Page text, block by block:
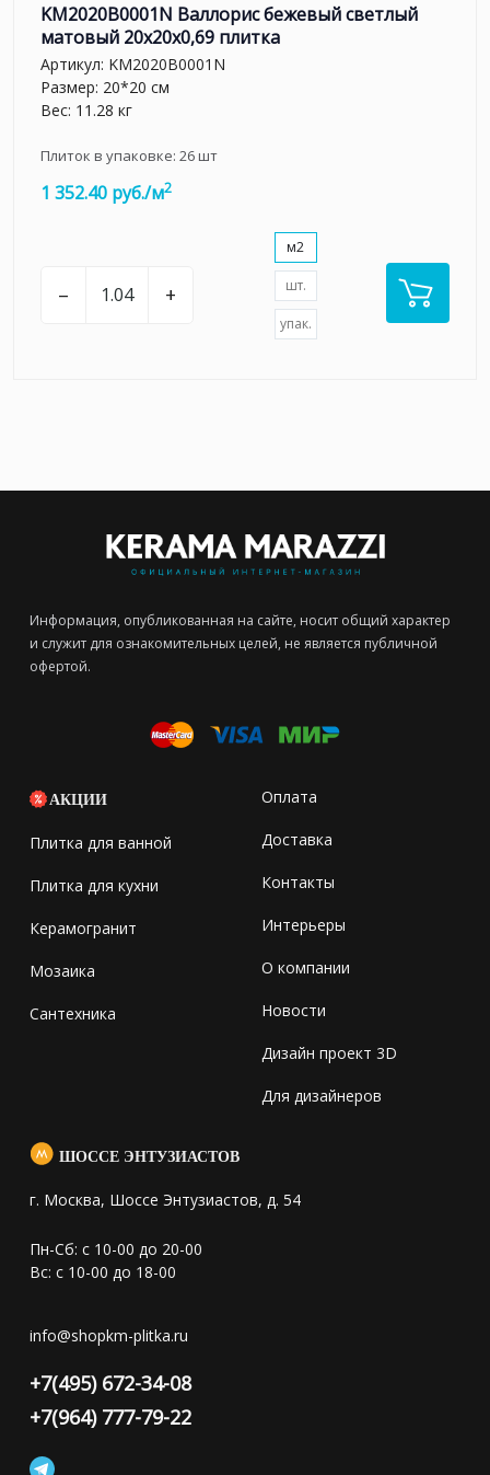
KM2020B0001N Валлорис бежевый светлый
матовый 20x20x0,69 плитка
Артикул: KM2020B0001N
Размер: 20*20 см
Вес: 11.28 кг
Плиток в упаковке: 26шт
1 352.40 руб./м2
– +
м2
шт.
упак.
Информация, опубликованная на сайте, носит общий характер
и служит для ознакомительных целей, не является публичной
офертой.
АКЦИИ
Плитка для ванной
Плитка для кухни
Керамогранит
Мозаика
Сантехника
Оплата
Доставка
Контакты
Интерьеры
О компании
Новости
Дизайн проект 3D
Для дизайнеров
ШОССЕ ЭНТУЗИАСТОВ
г. Москва, Шоссе Энтузиастов, д. 54
Пн-Сб: с 10-00 до 20-00
Вс: с 10-00 до 18-00
info@shopkm-plitka.ru
+7(495) 672-34-08
+7(964) 777-79-22